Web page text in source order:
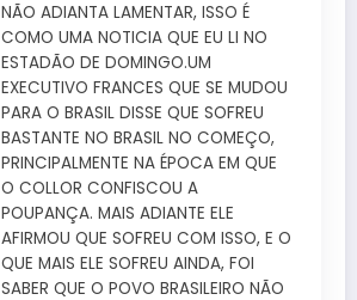
NÃO ADIANTA LAMENTAR, ISSO É
COMO UMA NOTICIA QUE EU LI NO
ESTADÃO DE DOMINGO.UM
EXECUTIVO FRANCES QUE SE MUDOU
PARA O BRASIL DISSE QUE SOFREU
BASTANTE NO BRASIL NO COMEÇO,
PRINCIPALMENTE NA ÉPOCA EM QUE
O COLLOR CONFISCOU A
POUPANÇA. MAIS ADIANTE ELE
AFIRMOU QUE SOFREU COM ISSO, E O
QUE MAIS ELE SOFREU AINDA, FOI
SABER QUE O POVO BRASILEIRO NÃO